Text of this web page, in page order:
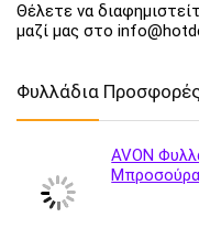
Θέλετε να
μαζί μας στο
Φυλλάδια
AVON
Μπροσούρα